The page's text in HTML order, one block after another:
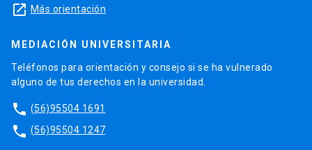
launch Más orientación
MEDIACIÓN UNIVERSITARIA
Teléfonos para orientación y consejo si se ha vulnerado
alguno de tus derechos en la universidad.
phone (56)95504 1691
phone (56)95504 1247